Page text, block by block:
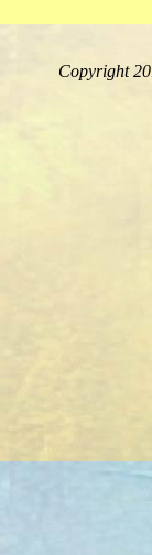
Copyright